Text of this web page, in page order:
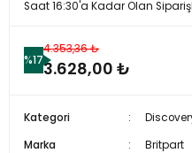
Saat 16:30'a Kadar Olan
%17
4.353,36 ₺
3.628,00 ₺
Kategori
Marka
Britpart